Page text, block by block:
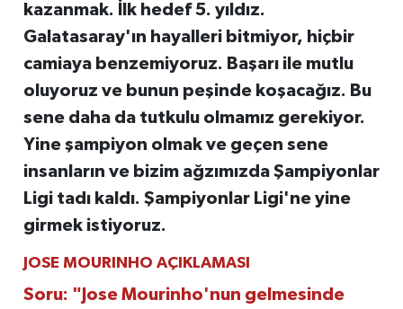
kazanmak. İlk hedef 5. yıldız.
Galatasaray'ın hayalleri bitmiyor, hiçbir
camiaya benzemiyoruz. Başarı ile mutlu
oluyoruz ve bunun peşinde koşacağız. Bu
sene daha da tutkulu olmamız gerekiyor.
Yine şampiyon olmak ve geçen sene
insanların ve bizim ağzımızda Şampiyonlar
Ligi tadı kaldı. Şampiyonlar Ligi'ne yine
girmek istiyoruz.
JOSE MOURINHO AÇIKLAMASI
Soru: "Jose Mourinho'nun gelmesinde